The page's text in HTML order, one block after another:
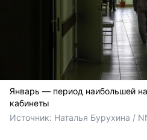
Январь — период наибольшей
кабинеты
Источник: Наталья Бурухина /